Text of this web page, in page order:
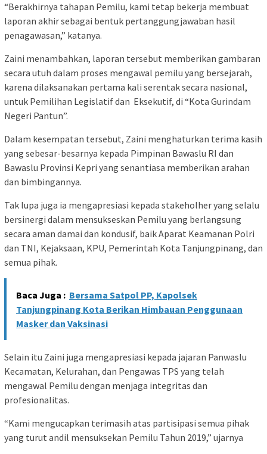
“Berakhirnya tahapan Pemilu, kami tetap bekerja membuat
laporan akhir sebagai bentuk pertanggungjawaban hasil
penagawasan,” katanya.
Zaini menambahkan, laporan tersebut memberikan gambaran
secara utuh dalam proses mengawal pemilu yang bersejarah,
karena dilaksanakan pertama kali serentak secara nasional,
untuk Pemilihan Legislatif dan Eksekutif, di “Kota Gurindam
Negeri Pantun”.
Dalam kesempatan tersebut, Zaini menghaturkan terima kasih
yang sebesar-besarnya kepada Pimpinan Bawaslu RI dan
Bawaslu Provinsi Kepri yang senantiasa memberikan arahan
dan bimbingannya.
Tak lupa juga ia mengapresiasi kepada stakeholher yang selalu
bersinergi dalam mensukseskan Pemilu yang berlangsung
secara aman damai dan kondusif, baik Aparat Keamanan Polri
dan TNI, Kejaksaan, KPU, Pemerintah Kota Tanjungpinang, dan
semua pihak.
Baca Juga : Bersama Satpol PP, Kapolsek
Tanjungpinang Kota Berikan Himbauan Penggunaan
Masker dan Vaksinasi
Selain itu Zaini juga mengapresiasi kepada jajaran Panwaslu
Kecamatan, Kelurahan, dan Pengawas TPS yang telah
mengawal Pemilu dengan menjaga integritas dan
profesionalitas.
“Kami mengucapkan terimasih atas partisipasi semua pihak
yang turut andil mensuksekan Pemilu Tahun 2019,” ujarnya